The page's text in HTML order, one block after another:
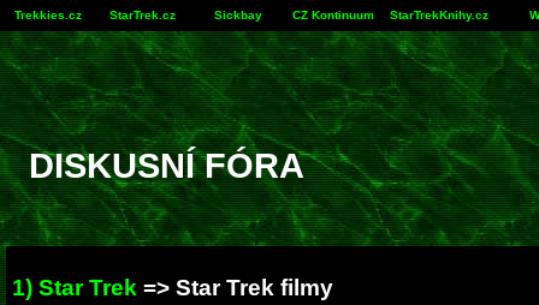
Trekkies.cz StarTrek.cz Sickbay CZ Kontinuum StarTrekKnihy.cz
DISKUSNÍ FÓRA
1) Star Trek => Star Trek filmy